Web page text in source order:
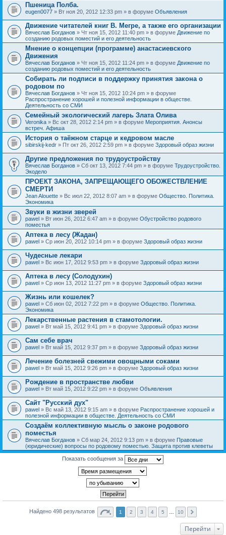
Пшеница Полба.
eugen0077 » Вт ноя 20, 2012 12:33 pm » в форуме Объявления
Движение читателей книг В. Мегре, а также его организации
Вячеслав Богданов » Чт ноя 15, 2012 11:40 pm » в форуме Движение по
созданию родовых поместий и его деятельность
Мнение о концепции (программе) анастасиевского
Движения
Вячеслав Богданов » Чт ноя 15, 2012 11:24 pm » в форуме Движение по
созданию родовых поместий и его деятельность
Собирать ли подписи в поддержку принятия закона о
родовом по
Вячеслав Богданов » Чт ноя 15, 2012 10:24 pm » в форуме
Распространение хорошей и полезной информации в обществе.
Деятельность со СМИ
Семейный экологический лагерь Злата Олива
Veronika » Вс окт 28, 2012 2:14 pm » в форуме Мероприятия. Анонсы
встреч. Афиша
История о таёжном старце и кедровом масле
sibirskij-kedr » Пт окт 26, 2012 2:59 pm » в форуме Здоровый образ жизни
Другие предложения по трудоустройству
Вячеслав Богданов » Сб окт 13, 2012 7:44 pm » в форуме Трудоустройство.
Экодело
ПРОЕКТ ЗАКОНА, ЗАПРЕЩАЮЩЕГО ОБОЖЕСТВЛЕНИЕ
СМЕРТИ
Jean Alouette » Вс июл 22, 2012 8:07 am » в форуме Общество. Политика.
Экономика
Звуки в жизни зверей
pawel » Вт июн 26, 2012 6:47 am » в форуме Обустройство родового
поместья
Аптека в лесу (Жадан)
pawel » Ср июн 20, 2012 10:14 pm » в форуме Здоровый образ жизни
Чудесные лекари
pawel » Вс июн 17, 2012 9:53 pm » в форуме Здоровый образ жизни
Аптека в лесу (Солодухин)
pawel » Ср июн 13, 2012 11:27 pm » в форуме Здоровый образ жизни
Жизнь или кошелек?
pawel » Сб июн 02, 2012 7:22 pm » в форуме Общество. Политика.
Экономика
Лекарственные растения в стамотологии.
pawel » Вт май 15, 2012 9:41 pm » в форуме Здоровый образ жизни
Сам себе врач
pawel » Вт май 15, 2012 9:37 pm » в форуме Здоровый образ жизни
Лечение болезней свежими овощными соками
pawel » Вт май 15, 2012 9:26 pm » в форуме Здоровый образ жизни
Рождение в пространстве любви
pawel » Вт май 15, 2012 9:22 pm » в форуме Объявления
Сайт "Русский дух"
pawel » Вс май 13, 2012 9:15 am » в форуме Распространение хорошей и
полезной информации в обществе. Деятельность со СМИ
Создаём коллективную мысль о законе родового
поместья
Вячеслав Богданов » Сб мар 24, 2012 9:13 pm » в форуме Правовые
(юридические) вопросы по родовому поместью. Защита против клеветы
Показать сообщения за
Найдено 498 результатов 1 2 3 4 5 10
Перейти